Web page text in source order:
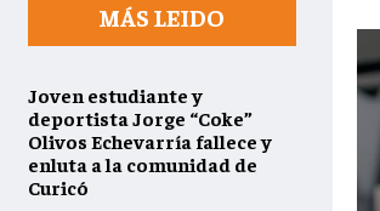
MÁS LEIDO
Joven estudiante y
deportista Jorge “Coke”
Olivos Echevarría fallece y
enluta a la comunidad de
Curicó